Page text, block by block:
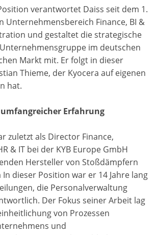
verantwortet Daiss seit dem 1.
Unternehmensbereich Finance, BI &
und gestaltet die strategische
im deutschen
Markt mit. Er folgt in dieser
Thieme, der Kyocera auf eigenen
hat.
Erfahrung
zuletzt als Director Finance,
& IT bei der KYB Europe GmbH
Hersteller von Stoßdämpfern
dieser Position war er 14 Jahre lang
die Personalverwaltung
Der Fokus seiner Arbeit lag
von Prozessen
und